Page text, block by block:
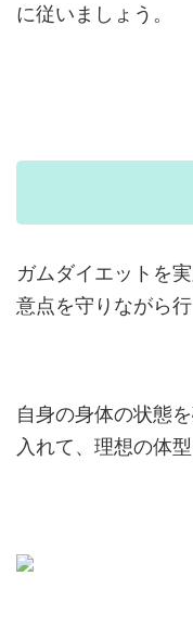
に従いましょう。
ガムダイエットを
意点を守りながら
自身の身体の状態
入れて、理想の体